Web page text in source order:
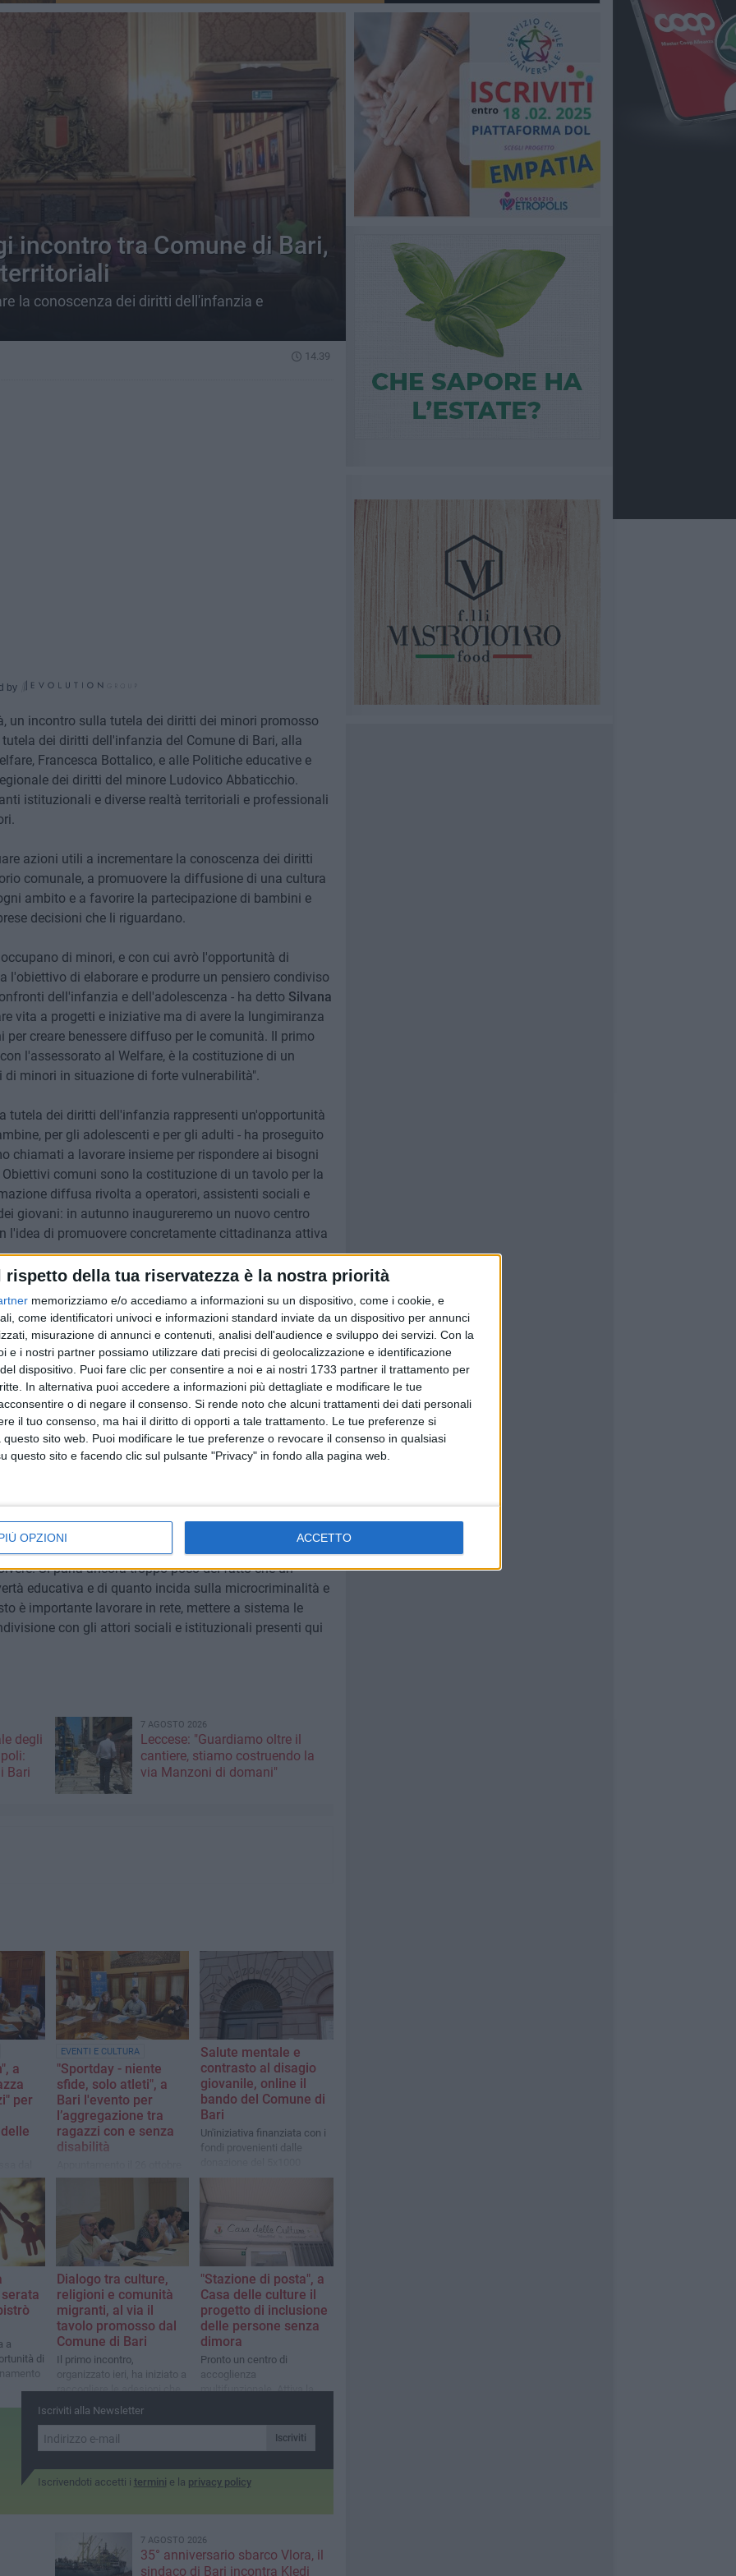
rispetto della tua riservatezza è la nostra priorità
memorizziamo e/o accediamo a informazioni su un dispositivo, come i cookie, e
come identificatori univoci e informazioni standard inviate da un dispositivo per annunci
misurazione di annunci e contenuti, analisi dell'audience e sviluppo dei servizi. Con la
e i nostri partner possiamo utilizzare dati precisi di geolocalizzazione e identificazione
dispositivo. Puoi fare clic per consentire a noi e ai nostri 1733 partner il trattamento per
In alternativa puoi accedere a informazioni più dettagliate e modificare le tue
o di negare il consenso. Si rende noto che alcuni trattamenti dei dati personali
il tuo consenso, ma hai il diritto di opporti a tale trattamento. Le tue preferenze si
sito web. Puoi modificare le tue preferenze o revocare il consenso in qualsiasi
questo sito e facendo clic sul pulsante "Privacy" in fondo alla pagina web.
OPZIONI ACCETTO
incontro tra Comune di Bari,
la conoscenza dei diritti dell'infanzia e
14.39
by
un incontro sulla tutela dei diritti dei minori promosso
dei diritti dell'infanzia del Comune di Bari, alla
Francesca Bottalico, e alle Politiche educative e
dei diritti del minore Ludovico Abbaticchio.
istituzionali e diverse realtà territoriali e professionali
azioni utili a incrementare la conoscenza dei diritti
comunale, a promuovere la diffusione di una cultura
ambito e a favorire la partecipazione di bambini e
decisioni che li riguardano.
di minori, e con cui avrò l'opportunità di
l'obiettivo di elaborare e produrre un pensiero condiviso
dell'infanzia e dell'adolescenza - ha detto Silvana
vita a progetti e iniziative ma di avere la lungimiranza
creare benessere diffuso per le comunità. Il primo
l'assessorato al Welfare, è la costituzione di un
minori in situazione di forte vulnerabilità".
tutela dei diritti dell'infanzia rappresenti un'opportunità
per gli adolescenti e per gli adulti - ha proseguito
chiamati a lavorare insieme per rispondere ai bisogni
comuni sono la costituzione di un tavolo per la
diffusa rivolta a operatori, assistenti sociali e
giovani: in autunno inaugureremo un nuovo centro
l'idea di promuovere concretamente cittadinanza attiva
minori sia il migliore investimento possibile per la
mondo della scuola è il primo presidio sul territorio per la
abbiamo fatto importanti investimenti sula scuola
psicologo nelle classi che accompagna l'inserimento
di undici nuovi asili nido che sono, come ci dice la
la povertà educativa. Continueremo a lavorare,
dell'infanzia, per una piena inclusione dei minori con
a beneficio delle classi, dei ragazzi e delle
di vista dei più piccoli nelle scelte che li
perché la Puglia ha delle competenze molto ampie
dei minori, quello di chi difende i loro diritti e solleva i
Si parla ancora troppo poco del fatto che un
educativa e di quanto incida sulla microcriminalità e
è importante lavorare in rete, mettere a sistema le
con gli attori sociali e istituzionali presenti qui
degli
Bari
7 AGOSTO 2026
Leccese: "Guardiamo oltre il
cantiere, stiamo costruendo la
via Manzoni di domani"
a
per
e
EVENTI E CULTURA
"Sportday - niente
sfide, solo atleti", a
Bari l'evento per
l’aggregazione tra
ragazzi con e senza
disabilità
al Palamartino con
e negozio Decathlon di Bari-
Modugno
Salute mentale e
contrasto al disagio
giovanile, online il
bando del Comune di
Bari
Un'iniziativa finanziata con i
fondi provenienti dalle
all'assessorato al Welfare
a
di
Dialogo tra culture,
religioni e comunità
migranti, al via il
tavolo promosso dal
Comune di Bari
Il primo incontro,
organizzato ieri, ha iniziato a
raccogliere le adesioni che
verranno formalizzate nelle
"Stazione di posta", a
Casa delle culture il
progetto di inclusione
delle persone senza
dimora
Pronto un centro di
accoglienza
multifunzionale. Attiva la
Iscriviti alla Newsletter
Iscriviti
Iscrivendoti accetti i termini e la privacy policy
7 AGOSTO 2026
35° anniversario sbarco Vlora, il
sindaco di Bari incontra Kledi